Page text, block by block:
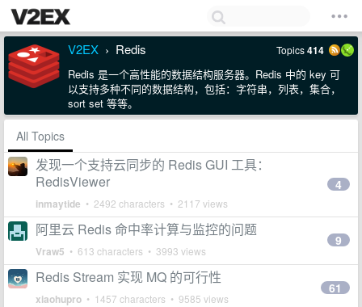
V2EX › Redis Topics414
Redis 是一个高性能的数据结构服务器。Redis 中的 key 可
以支持多种不同的数据结构，包括：字符串，列表，集合，
sort set 等等。
All Topics
发现一个支持云同步的 Redis GUI 工具：
RedisViewer
inmaytide • 2492 characters • 2117 views
4
阿里云 Redis 命中率计算与监控的问题
Vraw5 • 613 characters • 3993 views
9
Redis Stream 实现 MQ 的可行性
xiaohupro • 1457 characters • 9585 views
61